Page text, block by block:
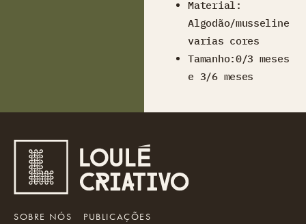
Material:
Algodão/musseline
varias cores
Tamanho:0/3 meses
e 3/6 meses
SOBRE NÓS PUBLICAÇÕES